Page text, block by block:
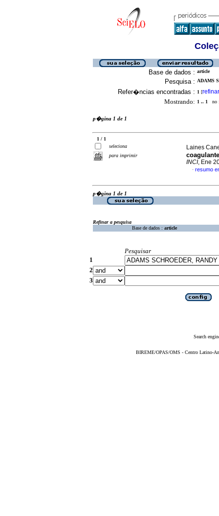
Base de dados : article
Pesquisa : ADAMS
Refer�ncias encontradas : 1 [refinar
Mostrando: 1 .. 1 no
p�gina 1 de 1
1 / 1
seleciona
para imprimir
Laines
INCI, Ene
· resumo
p�gina 1 de 1
Refinar a pesquisa
Base de dados : article
Pesquisar
1
2
3
Search
BIREME/OPAS/OMS - Centro Latino-